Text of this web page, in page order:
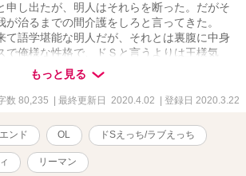
申し出たが、明人はそれらを断った。だがそ
が治るまでの間介護をしろと言ってきた。
て語学堪能な明人だが、それとは裏腹に中身
で俺様な性格で、ドＳと言うよりは王様気
ハラじみた嫌がらせに翻弄される加奈だが。
要素高めです。
もっと見る
数 80,235 | 最終更新日 2020.4.02 | 登録日 2020.3.22
ンド OL ドSえっち/ラブえっち
リーマン